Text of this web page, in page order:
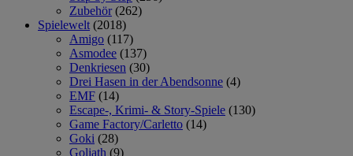
Zubehör (262)
Spielewelt (2018)
Amigo (117)
Asmodee (137)
Denkriesen (30)
Drei Hasen in der Abendsonne (4)
EMF (14)
Escape-, Krimi- & Story-Spiele (130)
Game Factory/Carletto (14)
Goki (28)
Goliath (9)